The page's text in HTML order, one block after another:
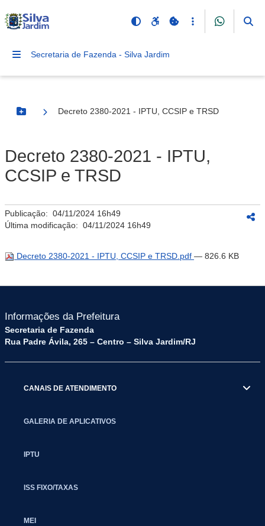
Secretaria de Fazenda - Silva Jardim
Botão Menu
Decreto 2380-2021 - IPTU, CCSIP e TRSD
Decreto 2380-2021 - IPTU,
CCSIP e TRSD
Publicação: 04/11/2024 16h49
Última modificação: 04/11/2024 16h49
Decreto 2380-2021 - IPTU, CCSIP e TRSD.pdf — 826.6 KB
Informações da Prefeitura
Secretaria de Fazenda
Rua Padre Ávila, 265 – Centro – Silva Jardim/RJ
CANAIS DE ATENDIMENTO
GALERIA DE APLICATIVOS
IPTU
ISS FIXO/TAXAS
MEI